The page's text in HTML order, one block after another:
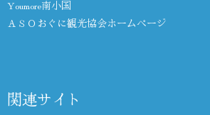
Youmore南小国
ＡＳＯおぐに観光協会ホームページ
関連サイト